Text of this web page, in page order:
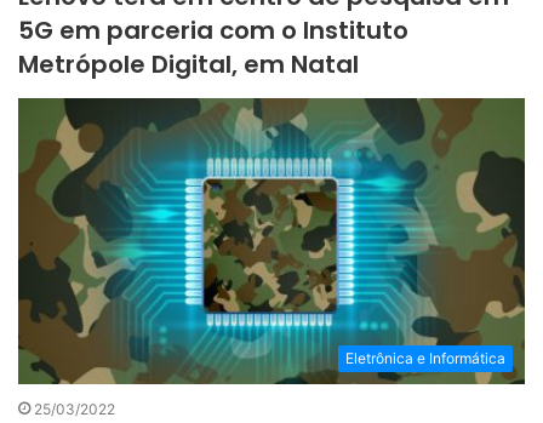
5G em parceria com o Instituto
Metrópole Digital, em Natal
Eletrônica e Informática
25/03/2022